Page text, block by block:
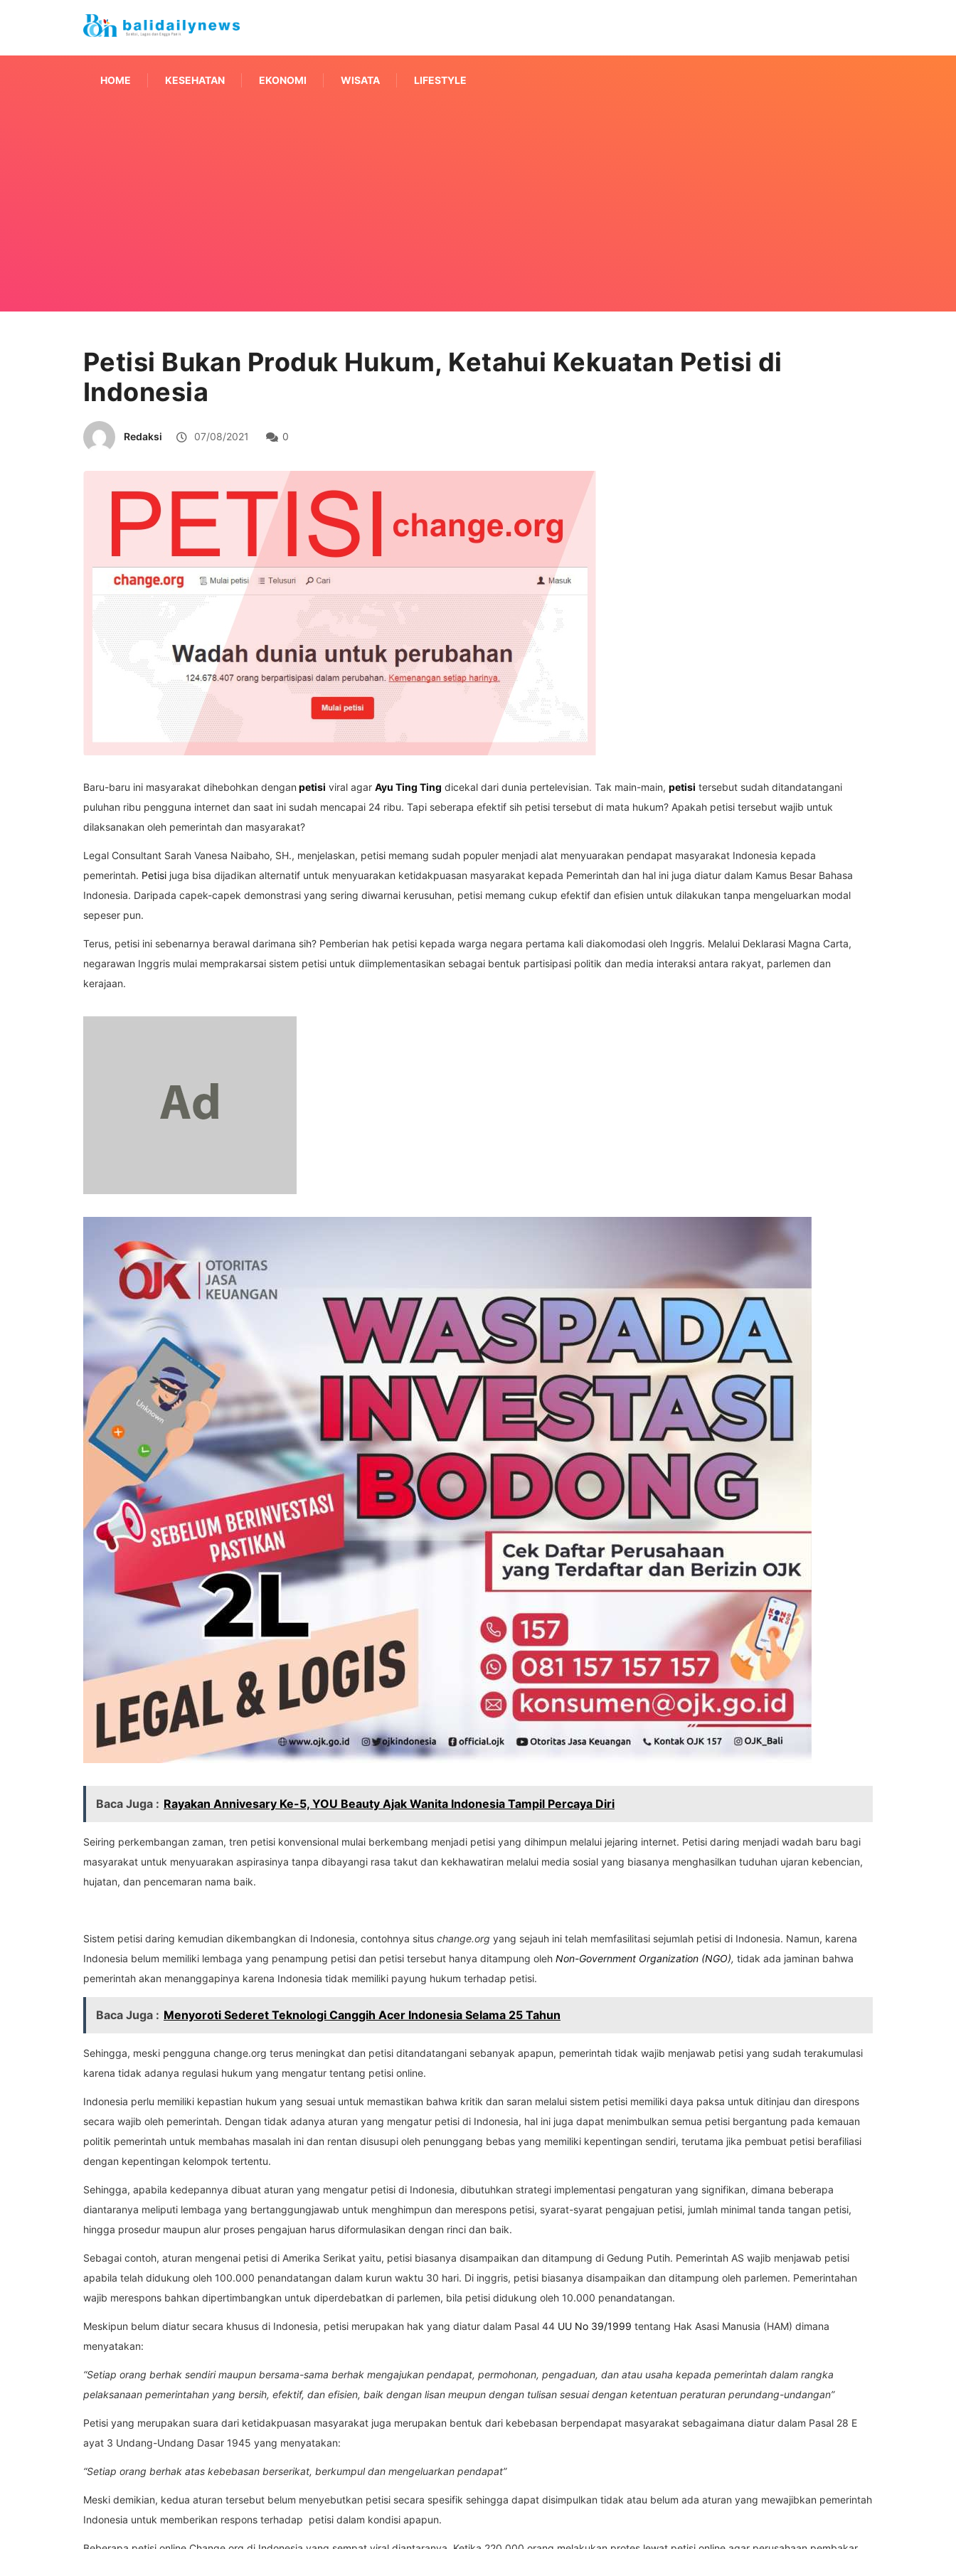
HOME KESEHATAN EKONOMI WISATA LIFESTYLE
Petisi Bukan Produk Hukum, Ketahui Kekuatan Petisi di
Indonesia
Redaksi 07/08/2021 0
Baru-baru ini masyarakat dihebohkan dengan petisi viral agar Ayu Ting Ting dicekal dari dunia pertelevisian. Tak main-main, petisi tersebut sudah ditandatangani
puluhan ribu pengguna internet dan saat ini sudah mencapai 24 ribu. Tapi seberapa efektif sih petisi tersebut di mata hukum? Apakah petisi tersebut wajib untuk
dilaksanakan oleh pemerintah dan masyarakat?
Legal Consultant Sarah Vanesa Naibaho, SH., menjelaskan, petisi memang sudah populer menjadi alat menyuarakan pendapat masyarakat Indonesia kepada
pemerintah. Petisi juga bisa dijadikan alternatif untuk menyuarakan ketidakpuasan masyarakat kepada Pemerintah dan hal ini juga diatur dalam Kamus Besar Bahasa
Indonesia. Daripada capek-capek demonstrasi yang sering diwarnai kerusuhan, petisi memang cukup efektif dan efisien untuk dilakukan tanpa mengeluarkan modal
sepeser pun.
Terus, petisi ini sebenarnya berawal darimana sih? Pemberian hak petisi kepada warga negara pertama kali diakomodasi oleh Inggris. Melalui Deklarasi Magna Carta,
negarawan Inggris mulai memprakarsai sistem petisi untuk diimplementasikan sebagai bentuk partisipasi politik dan media interaksi antara rakyat, parlemen dan
kerajaan.
Baca Juga : Rayakan Annivesary Ke-5, YOU Beauty Ajak Wanita Indonesia Tampil Percaya Diri
Seiring perkembangan zaman, tren petisi konvensional mulai berkembang menjadi petisi yang dihimpun melalui jejaring internet. Petisi daring menjadi wadah baru bagi
masyarakat untuk menyuarakan aspirasinya tanpa dibayangi rasa takut dan kekhawatiran melalui media sosial yang biasanya menghasilkan tuduhan ujaran kebencian,
hujatan, dan pencemaran nama baik.
Sistem petisi daring kemudian dikembangkan di Indonesia, contohnya situs change.org yang sejauh ini telah memfasilitasi sejumlah petisi di Indonesia. Namun, karena
Indonesia belum memiliki lembaga yang penampung petisi dan petisi tersebut hanya ditampung oleh Non-Government Organization (NGO), tidak ada jaminan bahwa
pemerintah akan menanggapinya karena Indonesia tidak memiliki payung hukum terhadap petisi.
Baca Juga : Menyoroti Sederet Teknologi Canggih Acer Indonesia Selama 25 Tahun
Sehingga, meski pengguna change.org terus meningkat dan petisi ditandatangani sebanyak apapun, pemerintah tidak wajib menjawab petisi yang sudah terakumulasi
karena tidak adanya regulasi hukum yang mengatur tentang petisi online.
Indonesia perlu memiliki kepastian hukum yang sesuai untuk memastikan bahwa kritik dan saran melalui sistem petisi memiliki daya paksa untuk ditinjau dan direspons
secara wajib oleh pemerintah. Dengan tidak adanya aturan yang mengatur petisi di Indonesia, hal ini juga dapat menimbulkan semua petisi bergantung pada kemauan
politik pemerintah untuk membahas masalah ini dan rentan disusupi oleh penunggang bebas yang memiliki kepentingan sendiri, terutama jika pembuat petisi berafiliasi
dengan kepentingan kelompok tertentu.
Sehingga, apabila kedepannya dibuat aturan yang mengatur petisi di Indonesia, dibutuhkan strategi implementasi pengaturan yang signifikan, dimana beberapa
diantaranya meliputi lembaga yang bertanggungjawab untuk menghimpun dan merespons petisi, syarat-syarat pengajuan petisi, jumlah minimal tanda tangan petisi,
hingga prosedur maupun alur proses pengajuan harus diformulasikan dengan rinci dan baik.
Sebagai contoh, aturan mengenai petisi di Amerika Serikat yaitu, petisi biasanya disampaikan dan ditampung di Gedung Putih. Pemerintah AS wajib menjawab petisi
apabila telah didukung oleh 100.000 penandatangan dalam kurun waktu 30 hari. Di inggris, petisi biasanya disampaikan dan ditampung oleh parlemen. Pemerintahan
wajib merespons bahkan dipertimbangkan untuk diperdebatkan di parlemen, bila petisi didukung oleh 10.000 penandatangan.
Meskipun belum diatur secara khusus di Indonesia, petisi merupakan hak yang diatur dalam Pasal 44 UU No 39/1999 tentang Hak Asasi Manusia (HAM) dimana
menyatakan:
“Setiap orang berhak sendiri maupun bersama-sama berhak mengajukan pendapat, permohonan, pengaduan, dan atau usaha kepada pemerintah dalam rangka
pelaksanaan pemerintahan yang bersih, efektif, dan efisien, baik dengan lisan meupun dengan tulisan sesuai dengan ketentuan peraturan perundang-undangan”
Petisi yang merupakan suara dari ketidakpuasan masyarakat juga merupakan bentuk dari kebebasan berpendapat masyarakat sebagaimana diatur dalam Pasal 28 E
ayat 3 Undang-Undang Dasar 1945 yang menyatakan:
“Setiap orang berhak atas kebebasan berserikat, berkumpul dan mengeluarkan pendapat”
Meski demikian, kedua aturan tersebut belum menyebutkan petisi secara spesifik sehingga dapat disimpulkan tidak atau belum ada aturan yang mewajibkan pemerintah
Indonesia untuk memberikan respons terhadap petisi dalam kondisi apapun.